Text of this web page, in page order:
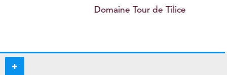
Domaine Tour de Tilice